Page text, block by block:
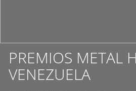
PREMIOS METAL
VENEZUELA